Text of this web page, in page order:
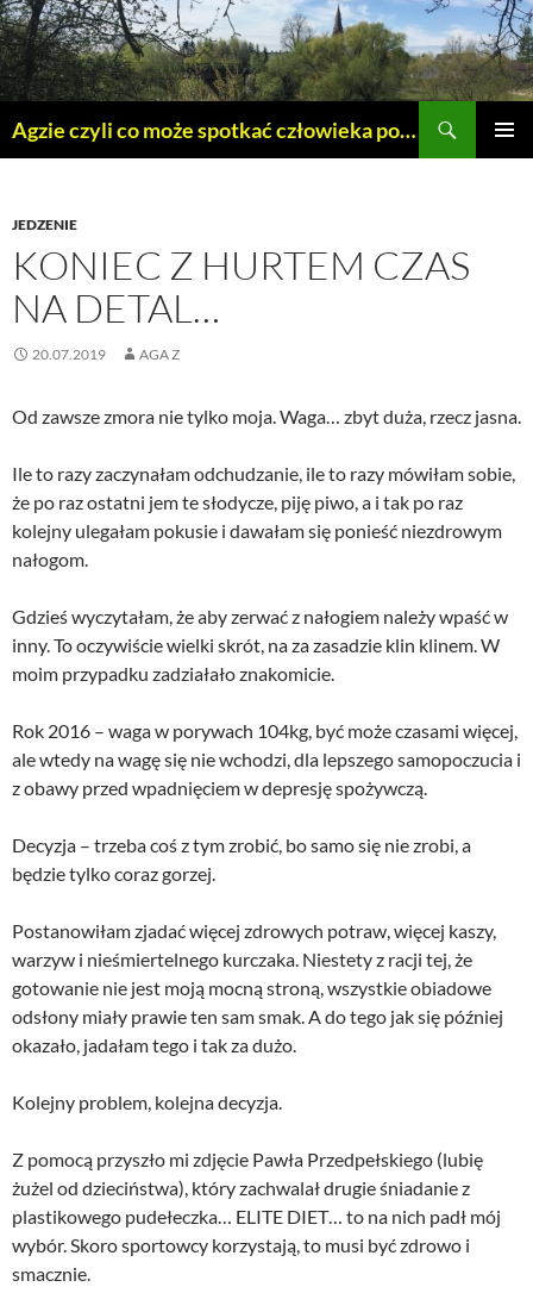
Agzie czyli co może spotkać człowieka po 45 – tce.
JEDZENIE
KONIEC Z HURTEM CZAS
NA DETAL…
20.07.2019 AGA Z
Od zawsze zmora nie tylko moja. Waga… zbyt duża, rzecz jasna.
Ile to razy zaczynałam odchudzanie, ile to razy mówiłam sobie,
że po raz ostatni jem te słodycze, piję piwo, a i tak po raz
kolejny ulegałam pokusie i dawałam się ponieść niezdrowym
nałogom.
Gdzieś wyczytałam, że aby zerwać z nałogiem należy wpaść w
inny. To oczywiście wielki skrót, na za zasadzie klin klinem. W
moim przypadku zadziałało znakomicie.
Rok 2016 – waga w porywach 104kg, być może czasami więcej,
ale wtedy na wagę się nie wchodzi, dla lepszego samopoczucia i
z obawy przed wpadnięciem w depresję spożywczą.
Decyzja – trzeba coś z tym zrobić, bo samo się nie zrobi, a
będzie tylko coraz gorzej.
Postanowiłam zjadać więcej zdrowych potraw, więcej kaszy,
warzyw i nieśmiertelnego kurczaka. Niestety z racji tej, że
gotowanie nie jest moją mocną stroną, wszystkie obiadowe
odsłony miały prawie ten sam smak. A do tego jak się później
okazało, jadałam tego i tak za dużo.
Kolejny problem, kolejna decyzja.
Z pomocą przyszło mi zdjęcie Pawła Przedpełskiego (lubię
żużel od dzieciństwa), który zachwalał drugie śniadanie z
plastikowego pudełeczka… ELITE DIET… to na nich padł mój
wybór. Skoro sportowcy korzystają, to musi być zdrowo i
smacznie.